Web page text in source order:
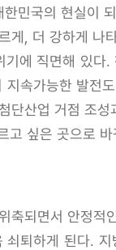
민국의 현실이
, 더 강하게 나
에 직면해 있다.
속가능한 발전
산업 거점 조
고 싶은 곳으로
되면서 안정
퇴하게 된다.